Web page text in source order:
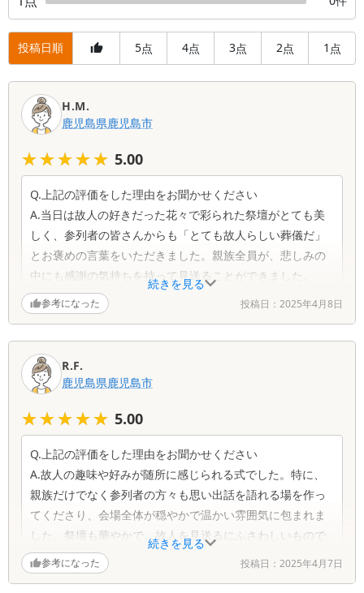
投稿日順 5点 4点 3点 2点 1 点
口
続きを見る
H.M.
鹿児島県鹿児島市
★★★★★
★★★★★ 5.00
Q.上記の評価をした理由をお聞かせください
A.当日は故人の好きだった花々で彩られた祭壇がとても美
しく、参列者の皆さんからも「とても故人らしい葬儀だ」
とお褒めの言葉をいただきました。親族全員が、悲しみの
中にも感謝の気持ちを持って見送ることができました。
Q.担当スタッフの対応ついてお聞かせください
を和らげてくださいました。進行も無駄がなく、滞りなく
進んだことが非常に良かったです。
Q.改善点はありますか？お気づきの点をお聞かせください
A.改善点はありません。満足しています。
参考になった 投稿日： 2025年4月8日
続きを見る
R.F.
鹿児島県鹿児島市
★★★★★
★★★★★ 5.00
Q.上記の評価をした理由をお聞かせください
A.故人の趣味や好みが随所に感じられる式でした。特に、
親族だけでなく参列者の方々も思い出話を語れる場を作っ
てくださり、会場全体が穏やかで温かい雰囲気に包まれま
した。祭壇も華やかで、故人を見送るにふさわしいもので
した。
参考になった 投稿日： 2025年4月7日